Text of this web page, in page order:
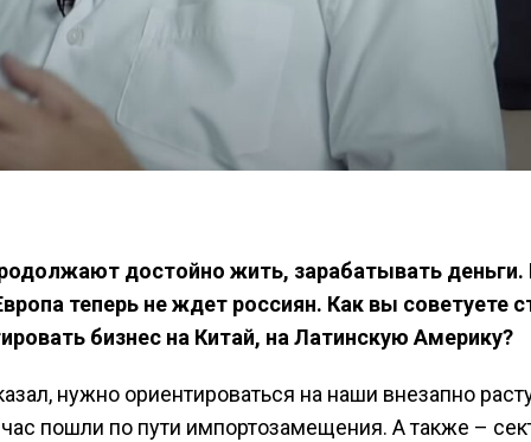
достойно жить, зарабатывать деньги.
теперь не ждет россиян. Как вы советуете
бизнес на Китай, на Латинскую Америку?
нужно ориентироваться на наши внезапно
пошли по пути импортозамещения. А также –